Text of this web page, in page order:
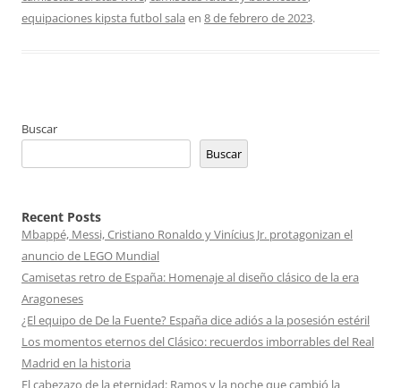
equipaciones kipsta futbol sala en 8 de febrero de 2023.
Buscar
Buscar
Recent Posts
Mbappé, Messi, Cristiano Ronaldo y Vinícius Jr. protagonizan el
anuncio de LEGO Mundial
Camisetas retro de España: Homenaje al diseño clásico de la era
Aragoneses
¿El equipo de De la Fuente? España dice adiós a la posesión estéril
Los momentos eternos del Clásico: recuerdos imborrables del Real
Madrid en la historia
El cabezazo de la eternidad: Ramos y la noche que cambió la